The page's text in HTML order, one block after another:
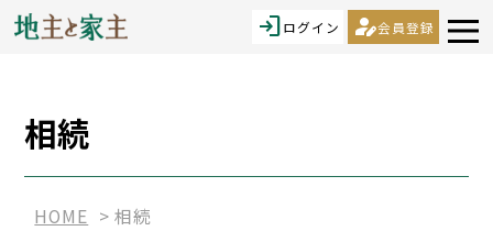
loginログイン person_edit会員登録
相続
HOME 相続